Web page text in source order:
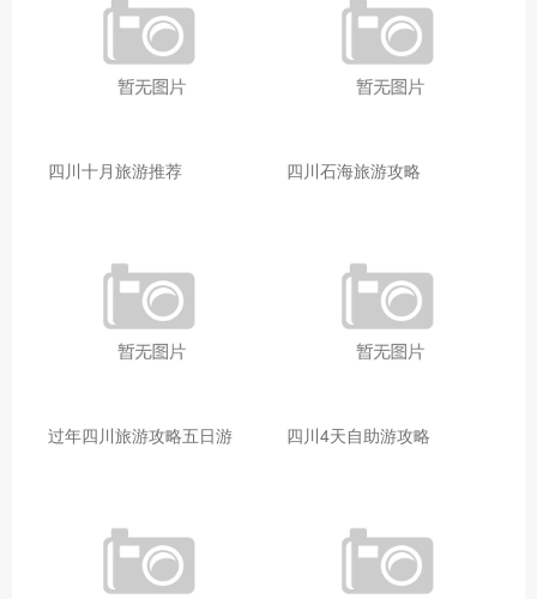
四川十月旅游推荐 四川石海旅游攻略
过年四川旅游攻略五日游 四川4天自助游攻略